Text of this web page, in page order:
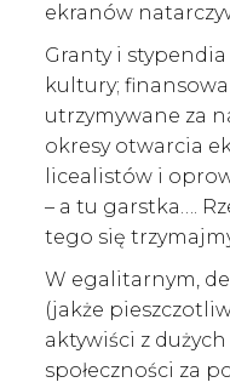
ekranów
Granty i
kultury;
utrzymywane za
okresy otwarcia
licealistów i
– a tu garstka….
tego się
W egalitarnym,
(jakże
aktywiści z
społeczności za